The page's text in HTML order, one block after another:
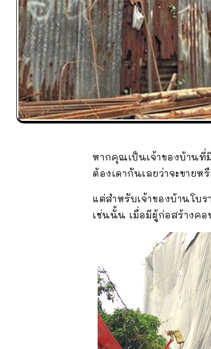
หากคุณเป็นเจ้าของบ้านที่
ต้องเดากันเลยว่าจะขาย
แต่สำหรับเจ้าของบ้านโ
เช่นนั้น เมื่อมีผู้ก่อสร้างค